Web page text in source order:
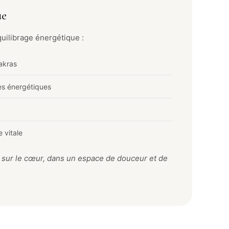
énergétique :
énergétiques
vitale
le cœur, dans un espace de douceur et de